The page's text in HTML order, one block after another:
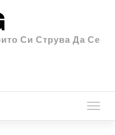
Си Струва Да Се